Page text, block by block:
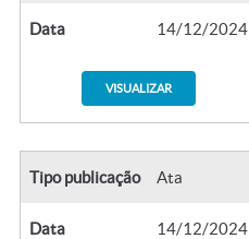
Data 14/12/2024
VISUALIZAR
Tipo publicação Ata
Data 14/12/2024